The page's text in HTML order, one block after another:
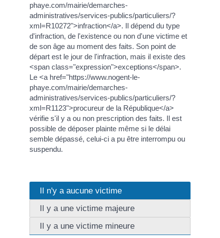
phaye.com/mairie/demarches-
administratives/services-publics/particuliers/?
xml=R10272">infraction</a>. Il dépend du type
d'infraction, de l'existence ou non d'une victime et
de son âge au moment des faits. Son point de
départ est le jour de l'infraction, mais il existe des
<span class="expression">exceptions</span>.
Le <a href="https://www.nogent-le-
phaye.com/mairie/demarches-
administratives/services-publics/particuliers/?
xml=R1123">procureur de la République</a>
vérifie s'il y a ou non prescription des faits. Il est
possible de déposer plainte même si le délai
semble dépassé, celui-ci a pu être interrompu ou
suspendu.
Il n'y a aucune victime
Il y a une victime majeure
Il y a une victime mineure